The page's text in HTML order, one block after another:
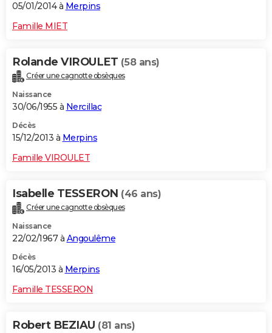
05/01/2014 à Merpins
Famille MIET
Rolande VIROULET (58 ans)
Créer une cagnotte obsèques
Naissance
30/06/1955 à Nercillac
Décès
15/12/2013 à Merpins
Famille VIROULET
Isabelle TESSERON (46 ans)
Créer une cagnotte obsèques
Naissance
22/02/1967 à Angoulême
Décès
16/05/2013 à Merpins
Famille TESSERON
Robert BEZIAU (81 ans)